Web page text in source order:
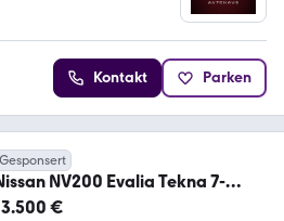
Kontakt Parken
Gesponsert
NV200 Evalia Tekna 7-
Euro 6
€